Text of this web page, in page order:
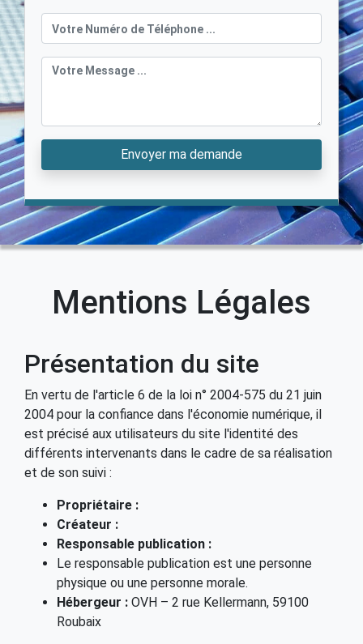
Envoyer ma demande
Mentions Légales
Présentation du site
En vertu de l'article 6 de la loi n° 2004-575 du 21 juin
2004 pour la confiance dans l'économie numérique, il
est précisé aux utilisateurs du site l'identité des
différents intervenants dans le cadre de sa réalisation
et de son suivi :
Propriétaire :
Créateur :
Responsable publication :
Le responsable publication est une personne
physique ou une personne morale.
Hébergeur : OVH – 2 rue Kellermann, 59100
Roubaix